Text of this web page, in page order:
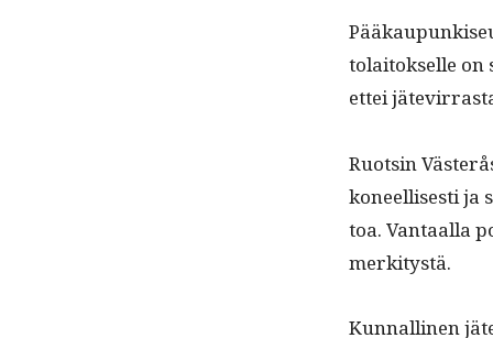
to­laitok­selle
ettei
Ruotsin
koneel­lis­es­ti ja
toa. Van­taal­la
merkitystä.
Kun­nalli­nen